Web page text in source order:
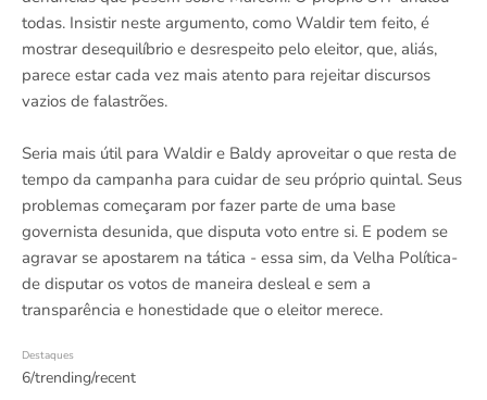
todas. Insistir neste argumento, como Waldir tem feito, é
mostrar desequilíbrio e desrespeito pelo eleitor, que, aliás,
parece estar cada vez mais atento para rejeitar discursos
vazios de falastrões.
Seria mais útil para Waldir e Baldy aproveitar o que resta de
tempo da campanha para cuidar de seu próprio quintal. Seus
problemas começaram por fazer parte de uma base
governista desunida, que disputa voto entre si. E podem se
agravar se apostarem na tática - essa sim, da Velha Política-
de disputar os votos de maneira desleal e sem a
transparência e honestidade que o eleitor merece.
Destaques
6/trending/recent